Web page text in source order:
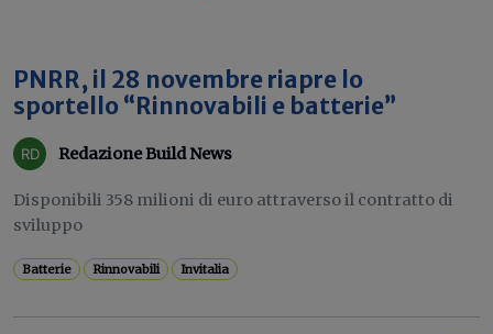
PNRR, il 28 novembre riapre lo
sportello “Rinnovabili e batterie”
Redazione Build News
Disponibili 358 milioni di euro attraverso il contratto di
sviluppo
Batterie Rinnovabili Invitalia